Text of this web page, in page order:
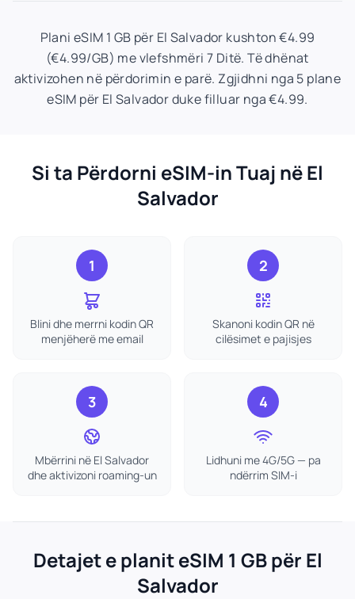
Plani eSIM 1 GB për El Salvador kushton €4.99
(€4.99/GB) me vlefshmëri 7 Ditë. Të dhënat
aktivizohen në përdorimin e parë. Zgjidhni nga 5 plane
eSIM për El Salvador duke filluar nga €4.99.
Si ta Përdorni eSIM-in Tuaj në El
Salvador
1
Blini dhe merrni kodin QR
menjëherë me email
2
Skanoni kodin QR në
cilësimet e pajisjes
3
Mbërrini në El Salvador
dhe aktivizoni roaming-un
4
Lidhuni me 4G/5G — pa
ndërrim SIM-i
Detajet e planit eSIM 1 GB për El
Salvador